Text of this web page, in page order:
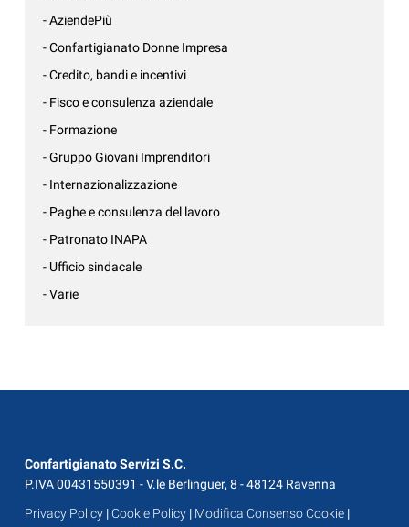
- AziendePiù
- Confartigianato Donne Impresa
- Credito, bandi e incentivi
- Fisco e consulenza aziendale
- Formazione
- Gruppo Giovani Imprenditori
- Internazionalizzazione
- Paghe e consulenza del lavoro
- Patronato INAPA
- Ufficio sindacale
- Varie
Confartigianato Servizi S.C.
P.IVA 00431550391 - V.le Berlinguer, 8 - 48124 Ravenna
Privacy Policy |Cookie Policy | Modifica Consenso Cookie |